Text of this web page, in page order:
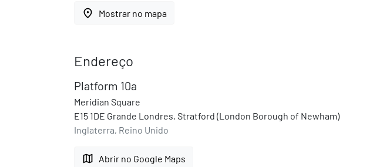
place Mostrar no mapa
Endereço
Platform 10a
Meridian Square
E15 1DE Grande Londres, Stratford (London Borough of Newham)
Inglaterra, Reino Unido
map Abrir no Google Maps